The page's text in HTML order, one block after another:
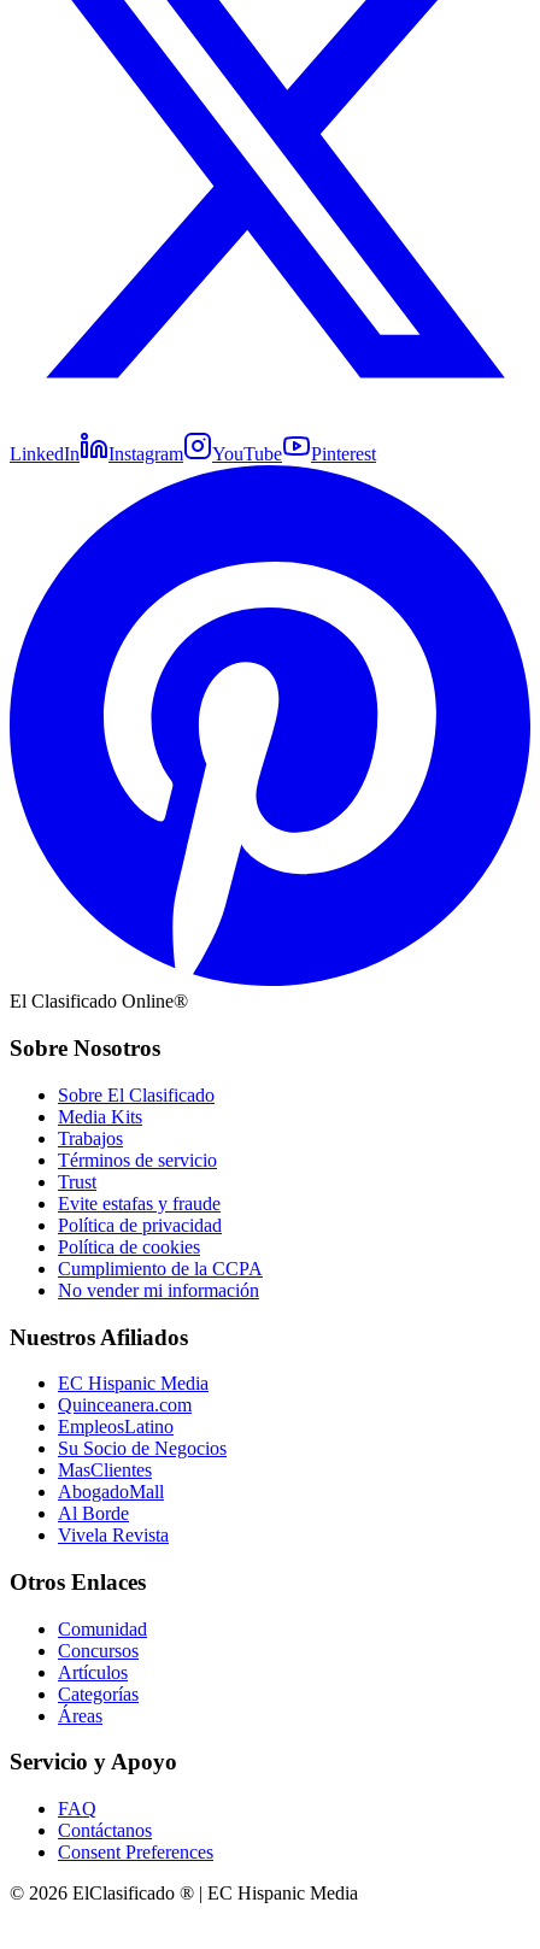
LinkedIn Instagram YouTube Pinterest
El Clasificado Online®
Sobre Nosotros
Sobre El Clasificado
Media Kits
Trabajos
Términos de servicio
Trust
Evite estafas y fraude
Política de privacidad
Política de cookies
Cumplimiento de la CCPA
No vender mi información
Nuestros Afiliados
EC Hispanic Media
Quinceanera.com
EmpleosLatino
Su Socio de Negocios
MasClientes
AbogadoMall
Al Borde
Vivela Revista
Otros Enlaces
Comunidad
Concursos
Artículos
Categorías
Áreas
Servicio y Apoyo
FAQ
Contáctanos
Consent Preferences
© 2026 ElClasificado ® | EC Hispanic Media